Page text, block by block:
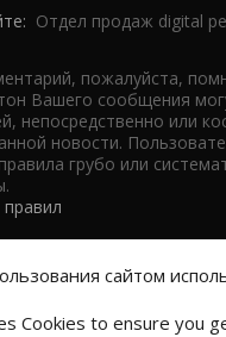
Отдел продаж digital
пожалуйста,
Вашего сообщения
непосредственно или
новости.
грубо или
сайтом
Cookies to ensure you